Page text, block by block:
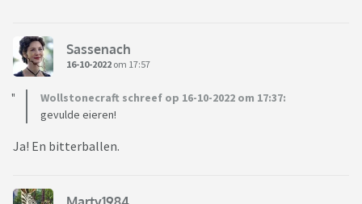
Sassenach
16-10-2022 om 17:57
Wollstonecraft schreef op 16-10-2022 om 17:37:
gevulde eieren!
Ja! En bitterballen.